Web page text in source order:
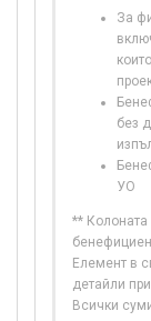
За
без
УО
** Колоната
Елемент в
детайли
Всички